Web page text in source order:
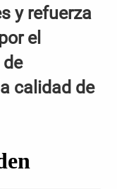
y refuerza
el
calidad de